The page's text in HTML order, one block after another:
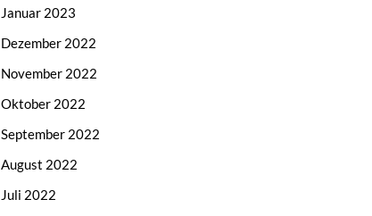
Januar 2023
Dezember 2022
November 2022
Oktober 2022
September 2022
August 2022
Juli 2022